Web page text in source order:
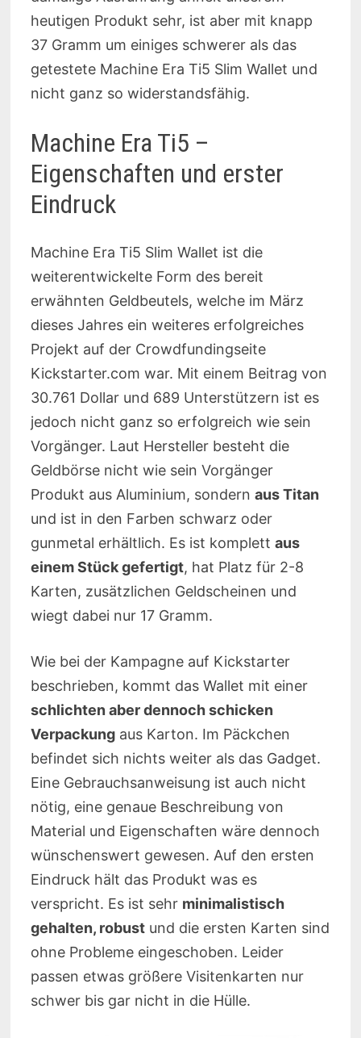
heutigen Produkt sehr, ist aber mit knapp
37 Gramm um einiges schwerer als das
getestete Machine Era Ti5 Slim Wallet und
nicht ganz so widerstandsfähig.
Machine Era Ti5 –
Eigenschaften und erster
Eindruck
Machine Era Ti5 Slim Wallet ist die
weiterentwickelte Form des bereit
erwähnten Geldbeutels, welche im März
dieses Jahres ein weiteres erfolgreiches
Projekt auf der Crowdfundingseite
Kickstarter.com war. Mit einem Beitrag von
30.761 Dollar und 689 Unterstützern ist es
jedoch nicht ganz so erfolgreich wie sein
Vorgänger. Laut Hersteller besteht die
Geldbörse nicht wie sein Vorgänger
Produkt aus Aluminium, sondern aus Titan
und ist in den Farben schwarz oder
gunmetal erhältlich. Es ist komplett aus
einem Stück gefertigt, hat Platz für 2-8
Karten, zusätzlichen Geldscheinen und
wiegt dabei nur 17 Gramm.
Wie bei der Kampagne auf Kickstarter
beschrieben, kommt das Wallet mit einer
schlichten aber dennoch schicken
Verpackungaus Karton. Im Päckchen
befindet sich nichts weiter als das Gadget.
Eine Gebrauchsanweisung ist auch nicht
nötig, eine genaue Beschreibung von
Material und Eigenschaften wäre dennoch
wünschenswert gewesen. Auf den ersten
Eindruck hält das Produkt was es
verspricht. Es ist sehr minimalistisch
gehalten, robustund die ersten Karten sind
ohne Probleme eingeschoben. Leider
passen etwas größere Visitenkarten nur
schwer bis gar nicht in die Hülle.